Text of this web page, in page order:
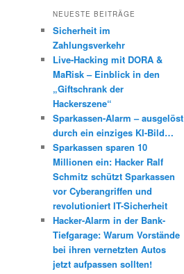
h
n
NEUESTE BEITRÄGE
Sicherheit im
Zahlungsverkehr
Live-Hacking mit DORA &
MaRisk – Einblick in den
„Giftschrank der
Hackerszene“
Sparkassen-Alarm – ausgelöst
durch ein einziges KI-Bild…
Sparkassen sparen 10
Millionen ein: Hacker Ralf
Schmitz schützt Sparkassen
vor Cyberangriffen und
revolutioniert IT-Sicherheit
Hacker-Alarm in der Bank-
Tiefgarage: Warum Vorstände
bei ihren vernetzten Autos
jetzt aufpassen sollten!